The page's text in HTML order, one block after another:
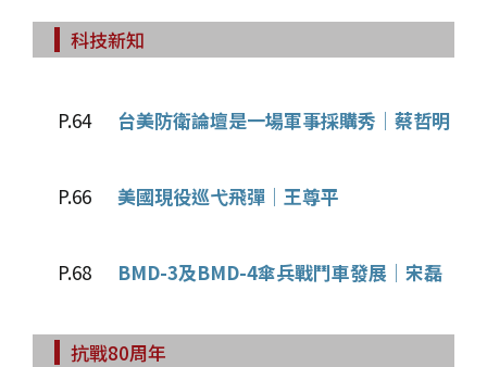
科技新知
P.64 台美防衛論壇是一場軍事採購秀│蔡哲明
P.66 美國現役巡弋飛彈│王尊平
P.68 BMD-3及BMD-4傘兵戰鬥車發展│宋磊
抗戰80周年